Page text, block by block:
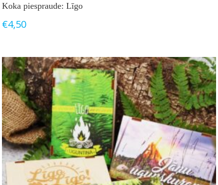
Koka piespraude: Līgo
€4,50